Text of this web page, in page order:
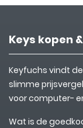
Keys kopen
Keyfuchs vindt
slimme
voor computer-
Wat is de